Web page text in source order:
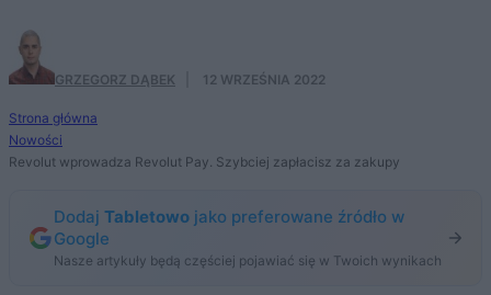
GRZEGORZ DĄBEK 12 WRZEŚNIA 2022
Strona główna
Nowości
Revolut wprowadza Revolut Pay. Szybciej zapłacisz za zakupy
Dodaj Tabletowo jako preferowane źródło w
Google
Nasze artykuły będą częściej pojawiać się w Twoich wynikach